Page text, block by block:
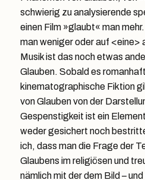
schwierig zu analysierende
einen Film »glaubt« man
man weniger oder auf <eine>
Musik ist das noch etwas
Glauben. Sobald es
kinematographische Fiktion
von Glauben von der
Gespenstigkeit ist ein
weder gesichert noch
ich, dass man die Frage der
Glaubens im religiösen und
nämlich mit der dem Bild –